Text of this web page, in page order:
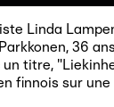
Linda
36
titre,
finnois sur une